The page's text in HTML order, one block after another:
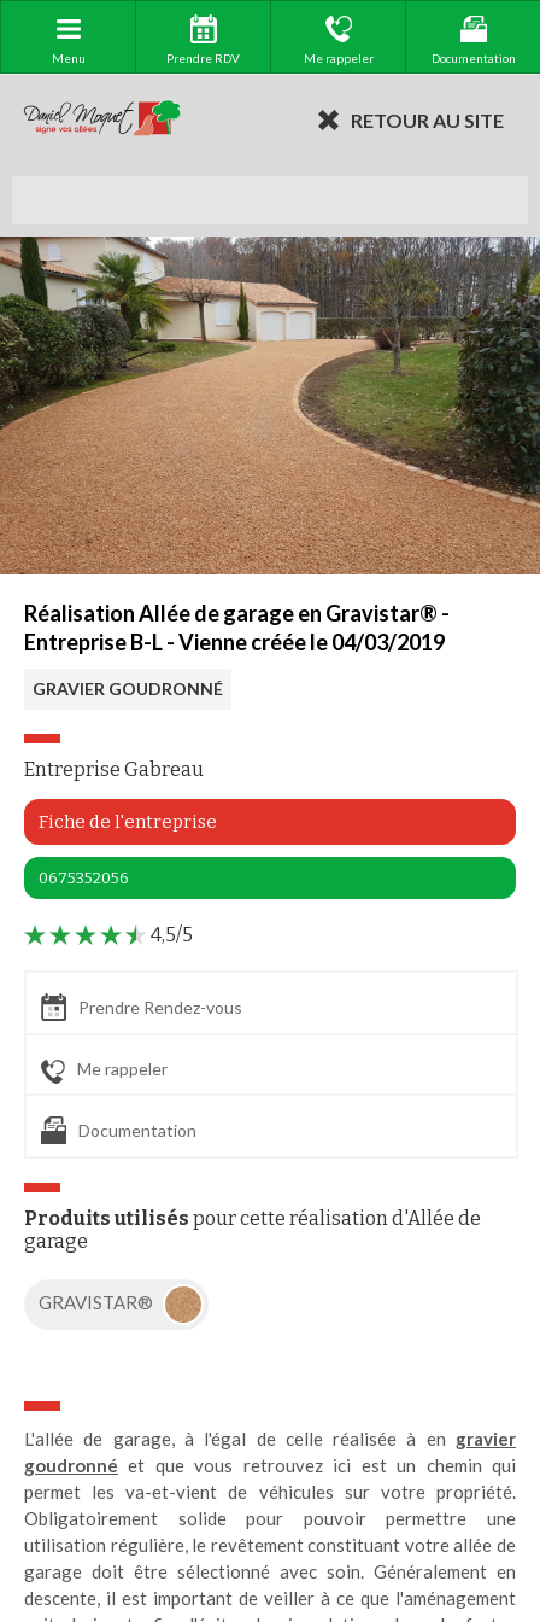
Menu Prendre RDV Me rappeler Documentation
RETOUR AU SITE
Réalisation Allée de garage en Gravistar® -
Entreprise B-L - Vienne créée le 04/03/2019
GRAVIER GOUDRONNÉ
Entreprise Gabreau
Fiche de l'entreprise
0675352056
4,5/5
Prendre Rendez-vous
Me rappeler
Documentation
Produits utilisés pour cette réalisation d'Allée de
garage
GRAVISTAR®
L'allée de garage, à l'égal de celle réalisée à en gravier
goudronné et que vous retrouvez ici est un chemin qui
permet les va-et-vient de véhicules sur votre propriété.
Obligatoirement solide pour pouvoir permettre une
utilisation régulière, le revêtement constituant votre allée de
garage doit être sélectionné avec soin. Généralement en
descente, il est important de veiller à ce que l'aménagement